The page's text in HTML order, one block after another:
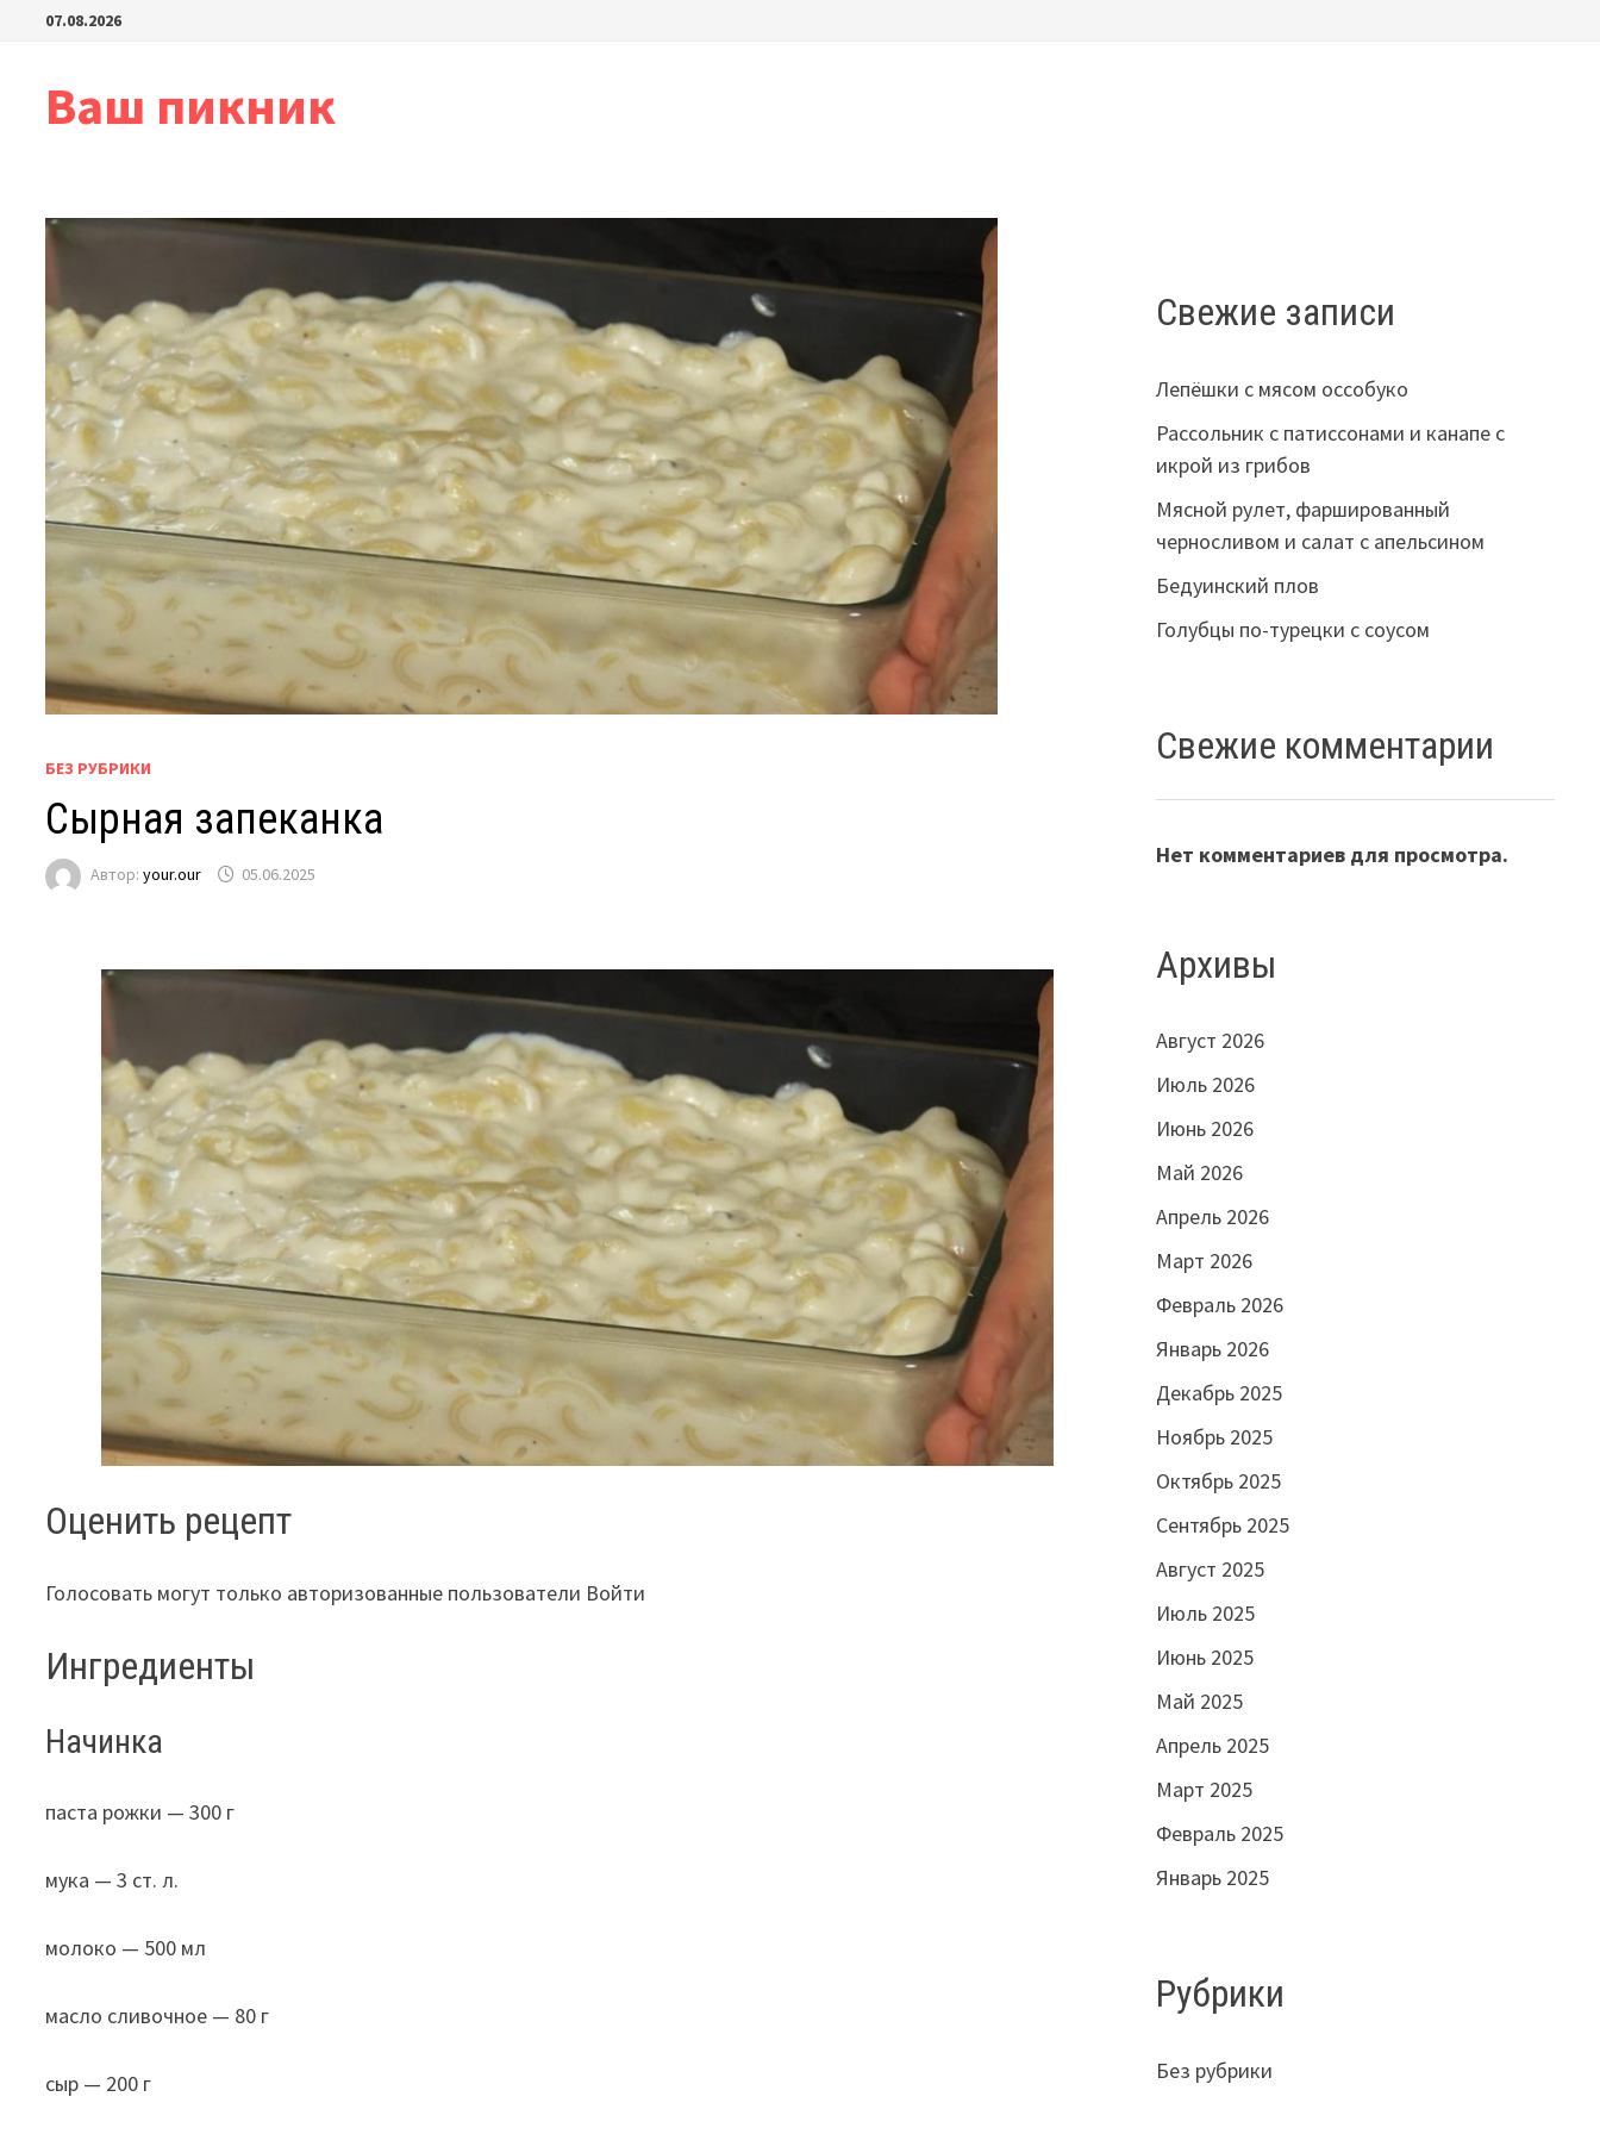
Перейти07.08.2026
Ваш пикник
БЕЗ РУБРИКИ
Сырная запеканка
Автор:your.our 05.06.2025
Оценить рецепт
Голосовать могут только авторизованные пользователи Войти
Ингредиенты
Начинка
паста рожки — 300 г
мука — 3 ст. л.
молоко — 500 мл
масло сливочное — 80 г
сыр — 200 г
Свежие записи
Лепёшки с мясом оссобуко
Рассольник с патиссонами и канапе с
икрой из грибов
Мясной рулет, фаршированный
черносливом и салат с апельсином
Бедуинский плов
Голубцы по-турецки с соусом
Свежие комментарии
Нет комментариев для просмотра.
Архивы
Август 2026
Июль 2026
Июнь 2026
Май 2026
Апрель 2026
Март 2026
Февраль 2026
Январь 2026
Декабрь 2025
Ноябрь 2025
Октябрь 2025
Сентябрь 2025
Август 2025
Июль 2025
Июнь 2025
Май 2025
Апрель 2025
Март 2025
Февраль 2025
Январь 2025
Рубрики
Без рубрики